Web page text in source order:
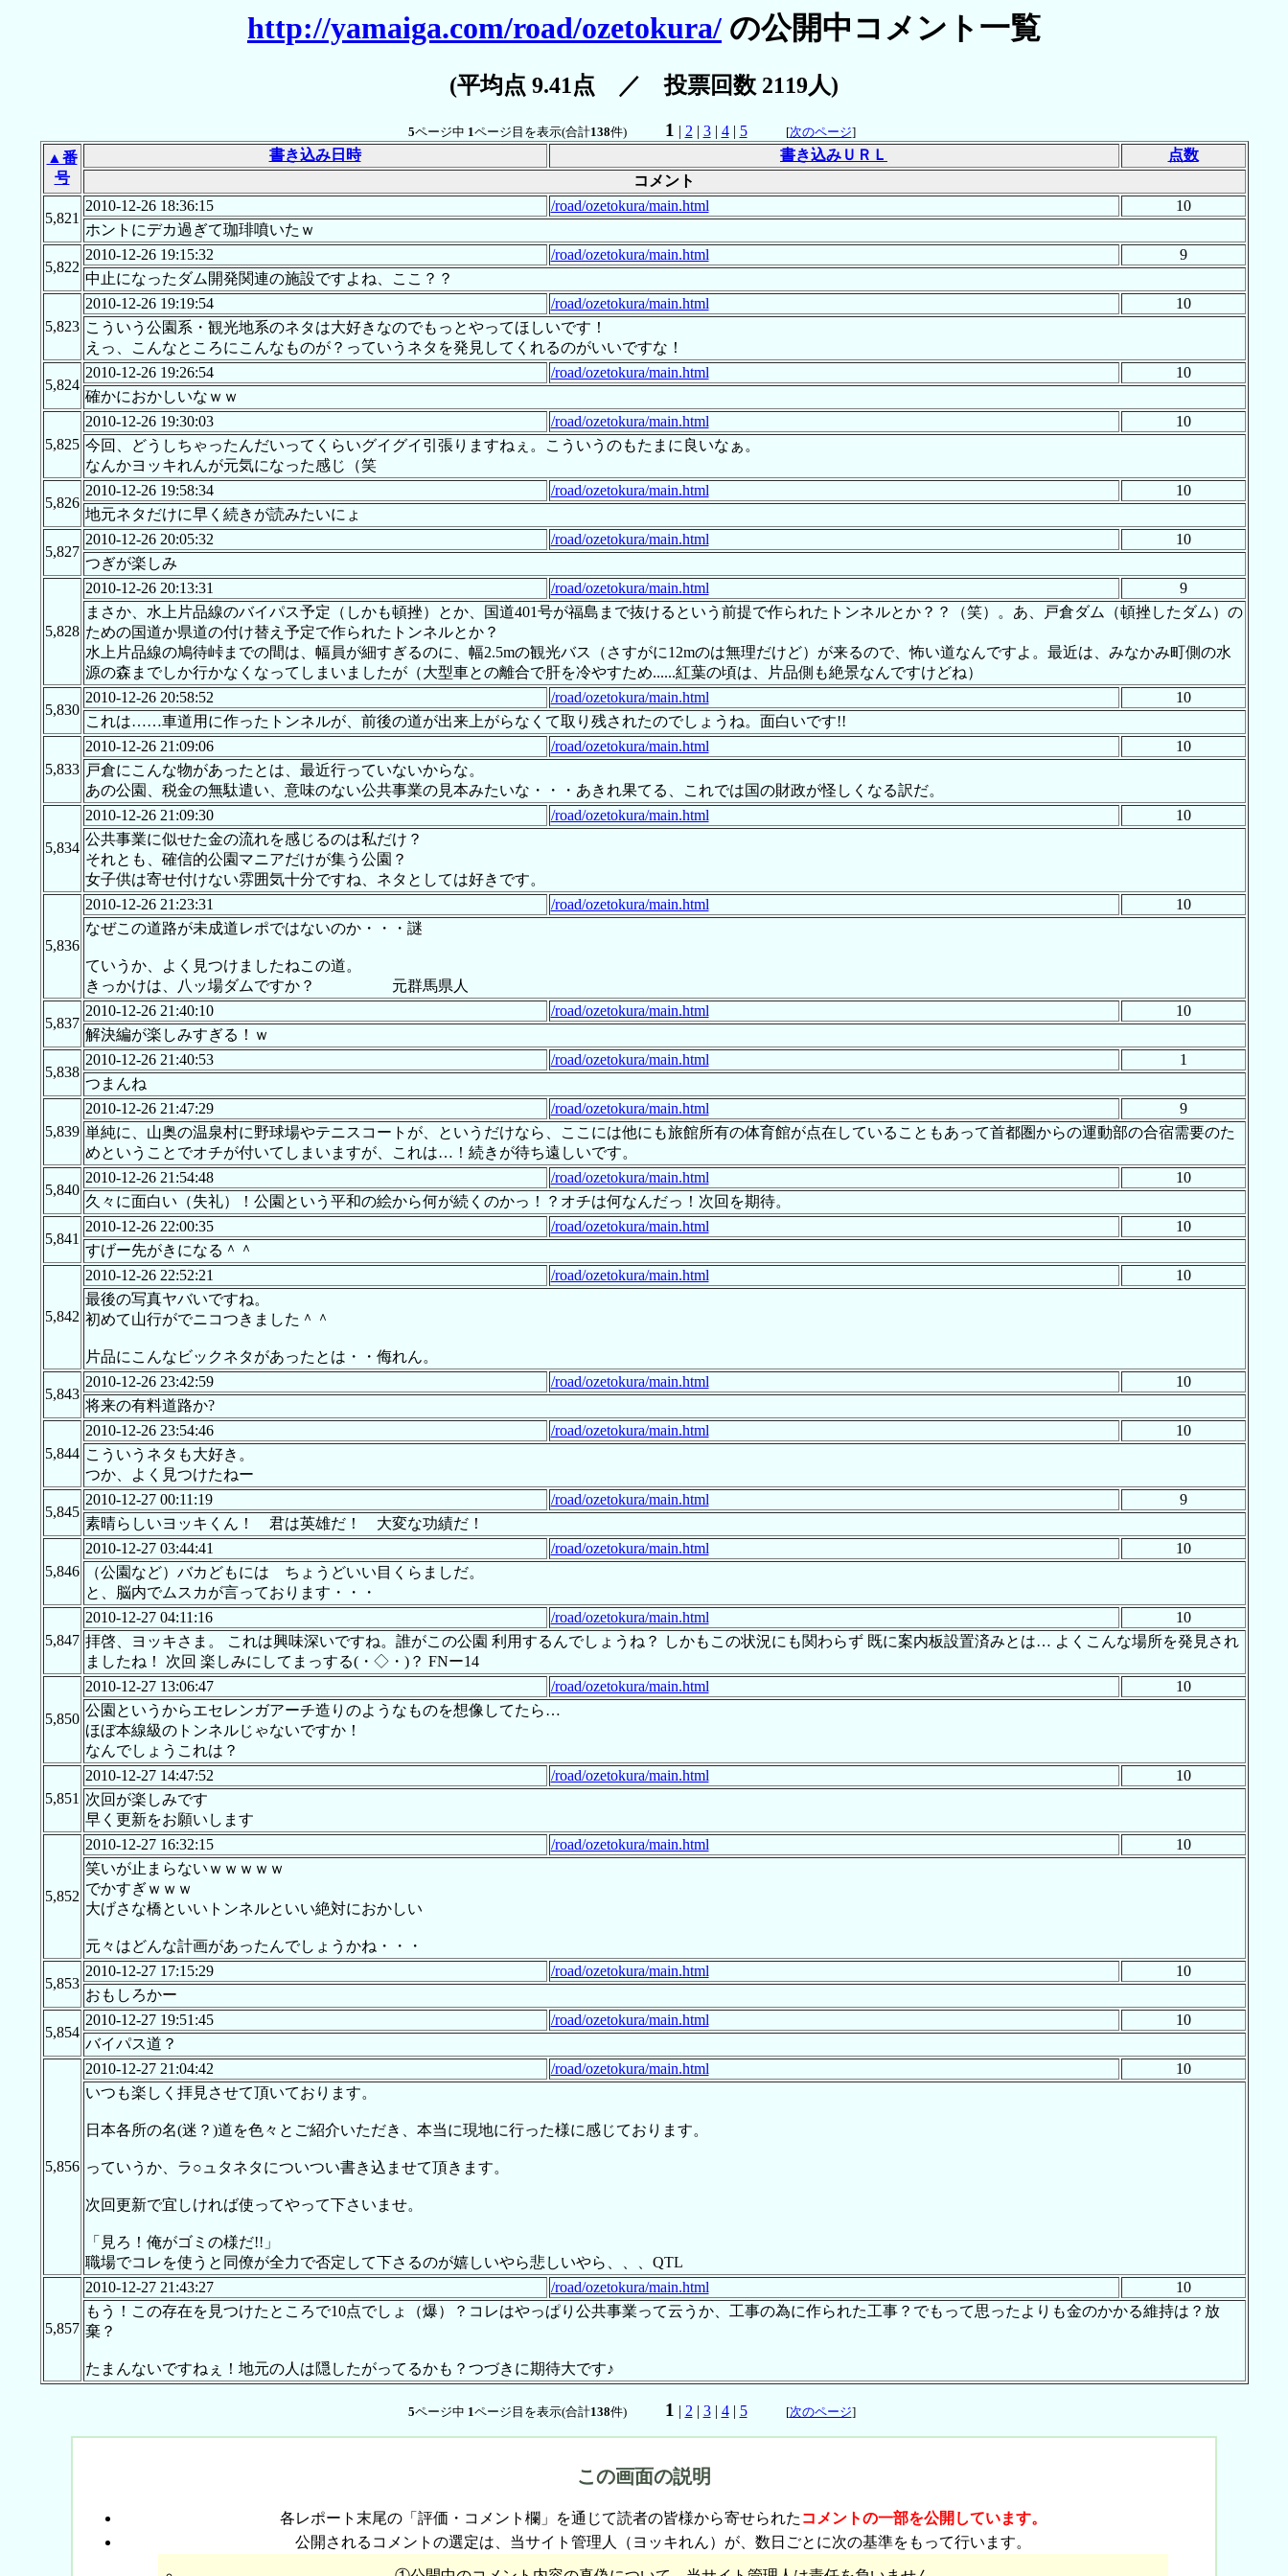
http://yamaiga.com/road/ozetokura/ の公開中コメント一覧
(平均点 9.41点 ／ 投票回数 2119人)
5ページ中 1ページ目を表示(合計138件) 1 | 2 | 3| 4| 5 [次のページ]
▲番
号
書き込み日時 書き込みＵＲＬ
点数
コメント
5,821
2010-12-26 18:36:15 /road/ozetokura/main.html
10
ホントにデカ過ぎて珈琲噴いたｗ
5,822
2010-12-26 19:15:32 /road/ozetokura/main.html
9
中止になったダム開発関連の施設ですよね、ここ？？
5,823
2010-12-26 19:19:54 /road/ozetokura/main.html
10
こういう公園系・観光地系のネタは大好きなのでもっとやってほしいです！
えっ、こんなところにこんなものが？っていうネタを発見してくれるのがいいですな！
5,824
2010-12-26 19:26:54 /road/ozetokura/main.html
10
確かにおかしいなｗｗ
5,825
2010-12-26 19:30:03 /road/ozetokura/main.html
10
今回、どうしちゃったんだいってくらいグイグイ引張りますねぇ。こういうのもたまに良いなぁ。
なんかヨッキれんが元気になった感じ（笑
5,826
2010-12-26 19:58:34 /road/ozetokura/main.html
10
地元ネタだけに早く続きが読みたいにょ
5,827
2010-12-26 20:05:32 /road/ozetokura/main.html
10
つぎが楽しみ
5,828
2010-12-26 20:13:31 /road/ozetokura/main.html
9
まさか、水上片品線のバイパス予定（しかも頓挫）とか、国道401号が福島まで抜けるという前提で作られたトンネルとか？？（笑）。あ、戸倉ダム（頓挫したダム）の
ための国道か県道の付け替え予定で作られたトンネルとか？
水上片品線の鳩待峠までの間は、幅員が細すぎるのに、幅2.5mの観光バス（さすがに12mのは無理だけど）が来るので、怖い道なんですよ。最近は、みなかみ町側の水
源の森までしか行かなくなってしまいましたが（大型車との離合で肝を冷やすため......紅葉の頃は、片品側も絶景なんですけどね）
5,830
2010-12-26 20:58:52 /road/ozetokura/main.html
10
これは……車道用に作ったトンネルが、前後の道が出来上がらなくて取り残されたのでしょうね。面白いです!!
5,833
2010-12-26 21:09:06 /road/ozetokura/main.html
10
戸倉にこんな物があったとは、最近行っていないからな。
あの公園、税金の無駄遣い、意味のない公共事業の見本みたいな・・・あきれ果てる、これでは国の財政が怪しくなる訳だ。
5,834
2010-12-26 21:09:30 /road/ozetokura/main.html
10
公共事業に似せた金の流れを感じるのは私だけ？
それとも、確信的公園マニアだけが集う公園？
女子供は寄せ付けない雰囲気十分ですね、ネタとしては好きです。
5,836
2010-12-26 21:23:31 /road/ozetokura/main.html
10
なぜこの道路が未成道レポではないのか・・・謎
ていうか、よく見つけましたねこの道。
きっかけは、八ッ場ダムですか？ 元群馬県人
5,837
2010-12-26 21:40:10 /road/ozetokura/main.html
10
解決編が楽しみすぎる！ｗ
5,838
2010-12-26 21:40:53 /road/ozetokura/main.html
1
つまんね
5,839
2010-12-26 21:47:29 /road/ozetokura/main.html
9
単純に、山奥の温泉村に野球場やテニスコートが、というだけなら、ここには他にも旅館所有の体育館が点在していることもあって首都圏からの運動部の合宿需要のた
めということでオチが付いてしまいますが、これは…！続きが待ち遠しいです。
5,840
2010-12-26 21:54:48 /road/ozetokura/main.html
10
久々に面白い（失礼）！公園という平和の絵から何が続くのかっ！？オチは何なんだっ！次回を期待。
5,841
2010-12-26 22:00:35 /road/ozetokura/main.html
10
すげー先がきになる＾＾
5,842
2010-12-26 22:52:21 /road/ozetokura/main.html
10
最後の写真ヤバいですね。
初めて山行がでニコつきました＾＾
片品にこんなビックネタがあったとは・・侮れん。
5,843
2010-12-26 23:42:59 /road/ozetokura/main.html
10
将来の有料道路か?
5,844
2010-12-26 23:54:46 /road/ozetokura/main.html
10
こういうネタも大好き。
つか、よく見つけたねー
5,845
2010-12-27 00:11:19 /road/ozetokura/main.html
9
素晴らしいヨッキくん！ 君は英雄だ！ 大変な功績だ！
5,846
2010-12-27 03:44:41 /road/ozetokura/main.html
10
（公園など）バカどもには ちょうどいい目くらましだ。
と、脳内でムスカが言っております・・・
5,847
2010-12-27 04:11:16 /road/ozetokura/main.html
10
拝啓、ヨッキさま。 これは興味深いですね。誰がこの公園 利用するんでしょうね？ しかもこの状況にも関わらず 既に案内板設置済みとは… よくこんな場所を発見され
ましたね！ 次回 楽しみにしてまっする(・◇・)？ FNー14
5,850
2010-12-27 13:06:47 /road/ozetokura/main.html
10
公園というからエセレンガアーチ造りのようなものを想像してたら…
ほぼ本線級のトンネルじゃないですか！
なんでしょうこれは？
5,851
2010-12-27 14:47:52 /road/ozetokura/main.html
10
次回が楽しみです
早く更新をお願いします
5,852
2010-12-27 16:32:15 /road/ozetokura/main.html
10
笑いが止まらないｗｗｗｗｗ
でかすぎｗｗｗ
大げさな橋といいトンネルといい絶対におかしい
元々はどんな計画があったんでしょうかね・・・
5,853
2010-12-27 17:15:29 /road/ozetokura/main.html
10
おもしろかー
5,854
2010-12-27 19:51:45 /road/ozetokura/main.html
10
バイパス道？
5,856
2010-12-27 21:04:42 /road/ozetokura/main.html
10
いつも楽しく拝見させて頂いております。
日本各所の名(迷？)道を色々とご紹介いただき、本当に現地に行った様に感じております。
っていうか、ラ○ュタネタについつい書き込ませて頂きます。
次回更新で宜しければ使ってやって下さいませ。
「見ろ！俺がゴミの様だ!!」
職場でコレを使うと同僚が全力で否定して下さるのが嬉しいやら悲しいやら、、、QTL
5,857
2010-12-27 21:43:27 /road/ozetokura/main.html
10
もう！この存在を見つけたところで10点でしょ（爆）？コレはやっぱり公共事業って云うか、工事の為に作られた工事？でもって思ったよりも金のかかる維持は？放
棄？
たまんないですねぇ！地元の人は隠したがってるかも？つづきに期待大です♪
5ページ中 1ページ目を表示(合計138件) 1 | 2 | 3| 4| 5 [次のページ]
この画面の説明
各レポート末尾の「評価・コメント欄」を通じて読者の皆様から寄せられた コメントの一部を公開しています。
公開されるコメントの選定は、当サイト管理人（ヨッキれん）が、数日ごとに次の基準をもって行います。